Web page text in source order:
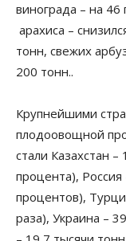
винограда – на
арахиса –
тонн, свежих
200 тонн..
Крупнейшими
плодоовощной
стали Казахстан
процента),
процентов),
раза), Украина –